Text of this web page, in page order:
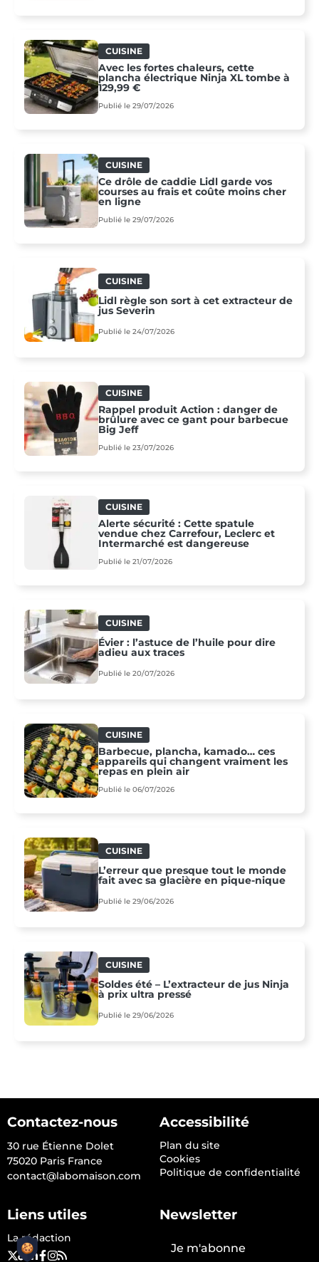
CUISINE
Avec les fortes chaleurs, cette
plancha électrique Ninja XL tombe à
129,99 €
Publié le 29/07/2026
CUISINE
Ce drôle de caddie Lidl garde vos
courses au frais et coûte moins cher
en ligne
Publié le 29/07/2026
CUISINE
Lidl règle son sort à cet extracteur de
jus Severin
Publié le 24/07/2026
CUISINE
Rappel produit Action : danger de
brûlure avec ce gant pour barbecue
Big Jeff
Publié le 23/07/2026
CUISINE
Alerte sécurité : Cette spatule
vendue chez Carrefour, Leclerc et
Intermarché est dangereuse
Publié le 21/07/2026
CUISINE
Évier : l’astuce de l’huile pour dire
adieu aux traces
Publié le 20/07/2026
CUISINE
Barbecue, plancha, kamado… ces
appareils qui changent vraiment les
repas en plein air
Publié le 06/07/2026
CUISINE
L’erreur que presque tout le monde
fait avec sa glacière en pique-nique
Publié le 29/06/2026
CUISINE
Soldes été – L’extracteur de jus Ninja
à prix ultra pressé
Publié le 29/06/2026
Contactez-nous
30 rue Étienne Dolet
75020 Paris France
contact@labomaison.com
Accessibilité
Plan du site
Cookies
Politique de confidentialité
Liens utiles
La rédaction
Newsletter
Je m'abonne